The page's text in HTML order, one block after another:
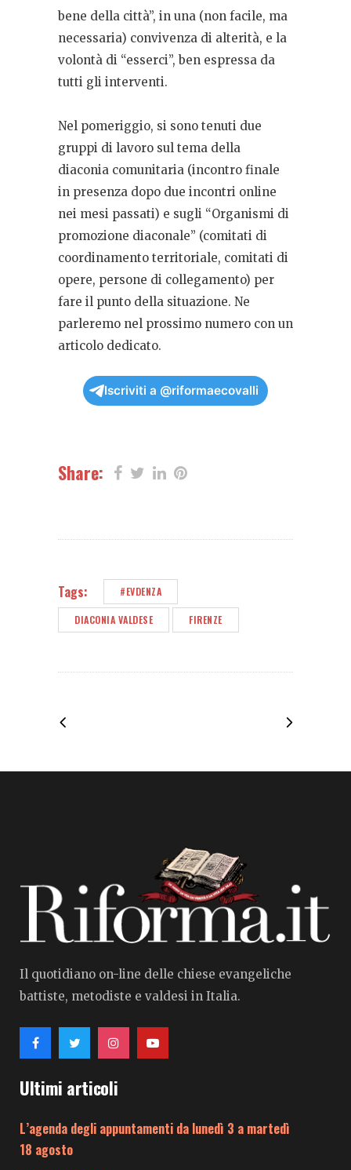
bene della città”, in una (non facile, ma
necessaria) convivenza di alterità, e la
volontà di “esserci”, ben espressa da
tutti gli interventi.
Nel pomeriggio, si sono tenuti due
gruppi di lavoro sul tema della
diaconia comunitaria (incontro finale
in presenza dopo due incontri online
nei mesi passati) e sugli “Organismi di
promozione diaconale” (comitati di
coordinamento territoriale, comitati di
opere, persone di collegamento) per
fare il punto della situazione. Ne
parleremo nel prossimo numero con un
articolo dedicato.
Iscriviti a @riformaecovalli
Share:
Tags: #EVDENZA
DIACONIA VALDESE FIRENZE
Il quotidiano on-line delle chiese evangeliche
battiste, metodiste e valdesi in Italia.
Ultimi articoli
L’agenda degli appuntamenti da lunedì 3 a martedì
18 agosto